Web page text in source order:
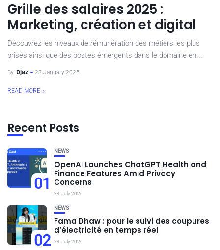
Grille des salaires 2025 :
Marketing, création et digital
Découvrez les niveaux de rémunération des métiers les plus
prisés ainsi que des postes émergents dans le domaine en...
By Djaz 23 January 2025
READ MORE
Recent Posts
01
NEWS
OpenAI Launches ChatGPT Health and
Finance Features Amid Privacy
Concerns
24 July 2026
02
NEWS
Fama Dhaw : pour le suivi des coupures
d’électricité en temps réel
24 July 2026